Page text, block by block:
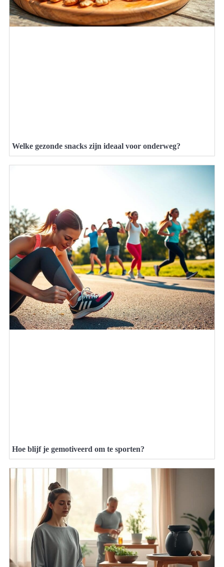
Welke gezonde snacks zijn ideaal voor onderweg?
Hoe blijf je gemotiveerd om te sporten?